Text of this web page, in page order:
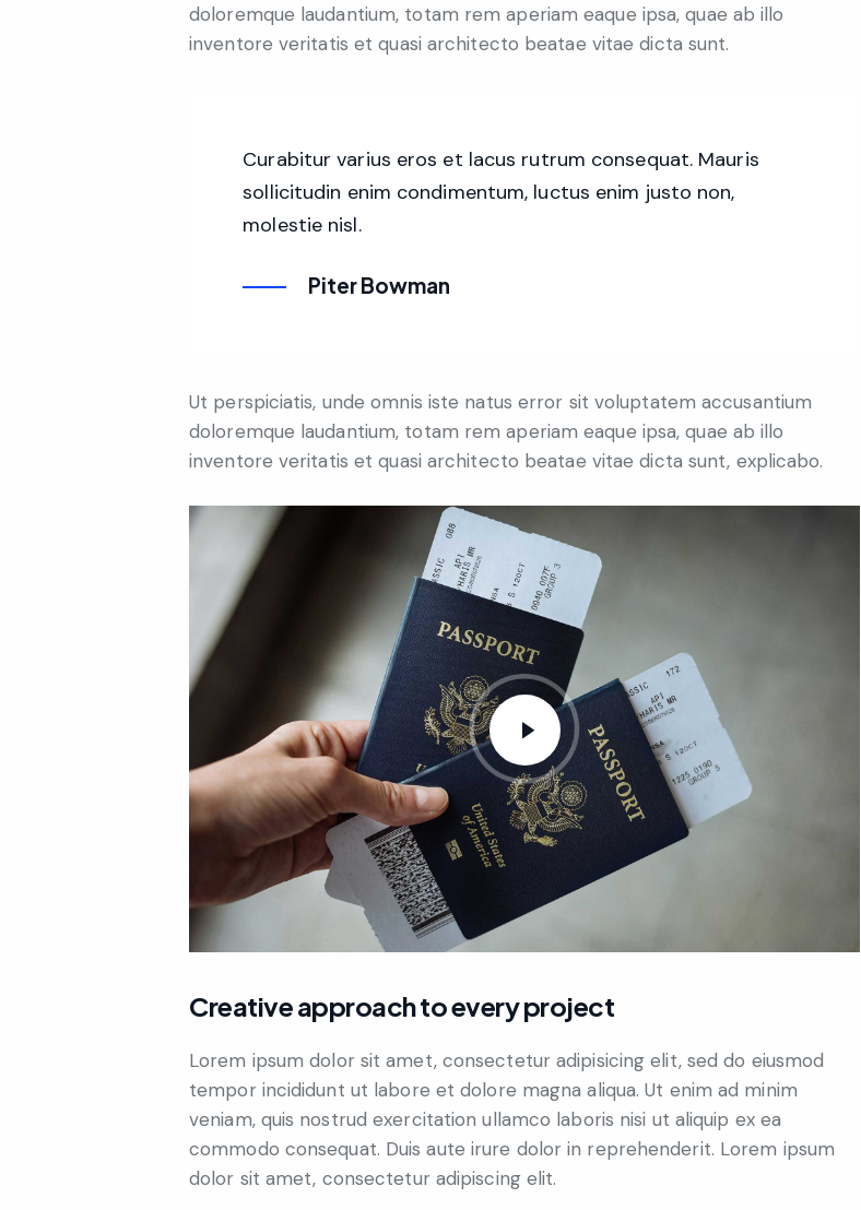
doloremque laudantium, totam rem aperiam eaque ipsa, quae ab illo
inventore veritatis et quasi architecto beatae vitae dicta sunt.
Curabitur varius eros et lacus rutrum consequat. Mauris
sollicitudin enim condimentum, luctus enim justo non,
molestie nisl.
Piter Bowman
Ut perspiciatis, unde omnis iste natus error sit voluptatem accusantium
doloremque laudantium, totam rem aperiam eaque ipsa, quae ab illo
inventore veritatis et quasi architecto beatae vitae dicta sunt, explicabo.
Creative approach to every project
Lorem ipsum dolor sit amet, consectetur adipisicing elit, sed do eiusmod
tempor incididunt ut labore et dolore magna aliqua. Ut enim ad minim
veniam, quis nostrud exercitation ullamco laboris nisi ut aliquip ex ea
commodo consequat. Duis aute irure dolor in reprehenderit. Lorem ipsum
dolor sit amet, consectetur adipiscing elit.